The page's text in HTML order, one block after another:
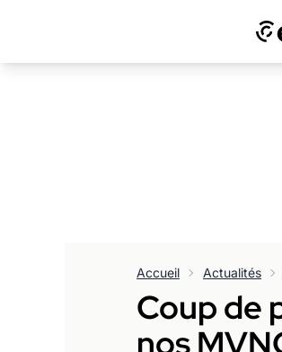
Accueil Actualités
Coup de
nos